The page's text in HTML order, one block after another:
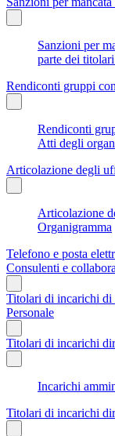
Sanzioni per
parte dei
Rendiconti gruppi
Rendiconti
Atti degli
Articolazione degli
Articolazione
Organigramma
Telefono e posta
Consulenti e
Titolari di incarichi di
Personale
Titolari di incarichi
Incarichi
Titolari di incarichi